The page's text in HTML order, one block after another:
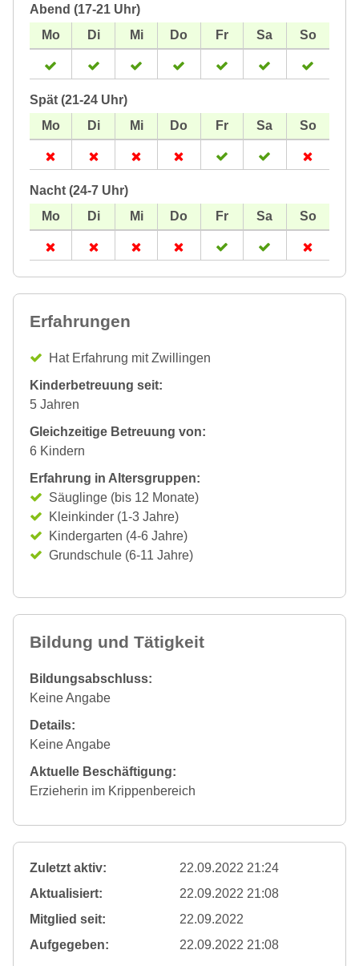
Abend (17-21 Uhr)
Spät (21-24 Uhr)
Nacht (24-7 Uhr)
Erfahrungen
Hat Erfahrung mit Zwillingen
Kinderbetreuung seit:
5 Jahren
Gleichzeitige Betreuung von:
6 Kindern
Erfahrung in Altersgruppen:
Säuglinge (bis 12 Monate)
Kleinkinder (1-3 Jahre)
Kindergarten (4-6 Jahre)
Grundschule (6-11 Jahre)
Bildung und Tätigkeit
Bildungsabschluss:
Keine Angabe
Details:
Keine Angabe
Aktuelle Beschäftigung:
Erzieherin im Krippenbereich
Zuletzt aktiv:
22.09.2022 21:24
Aktualisiert:
22.09.2022 21:08
Mitglied seit:
22.09.2022
Aufgegeben:
22.09.2022 21:08